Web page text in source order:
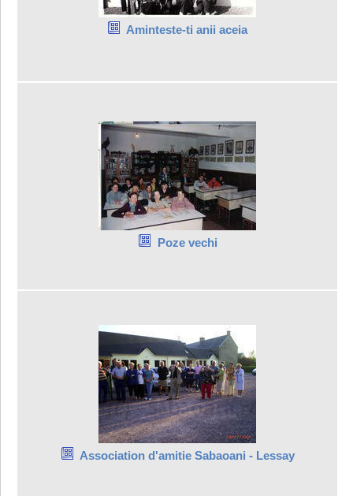
Aminteste-ti anii aceia
Poze vechi
Association d'amitie Sabaoani - Lessay